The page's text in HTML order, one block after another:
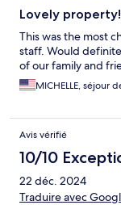
Lovely property!
This was the most
staff. Would
of our family and
MICHELLE, séjour
Avis vérifié
10/10
22 déc. 2024
Traduire avec